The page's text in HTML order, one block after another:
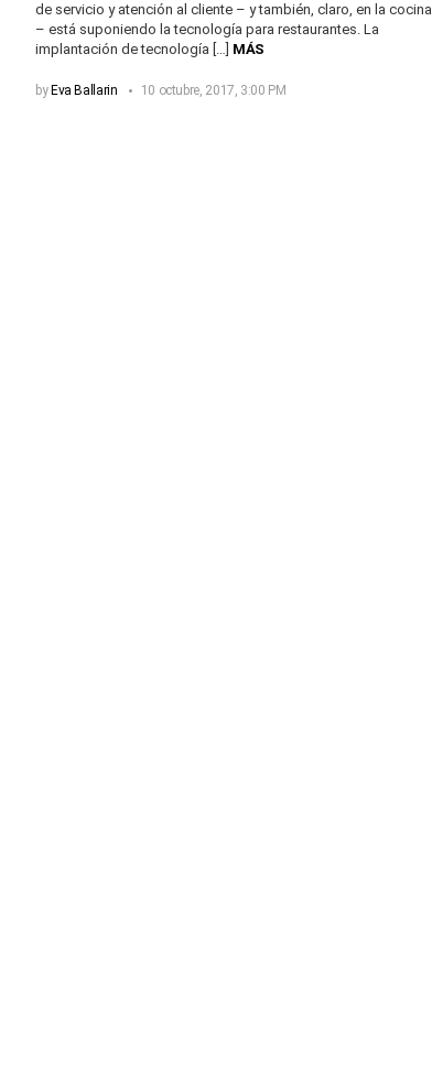
de servicio y atención al cliente – y también, claro, en la cocina
– está suponiendo la tecnología para restaurantes. La
implantación de tecnología […] MÁS
by Eva Ballarin 10 octubre, 2017, 3:00 PM